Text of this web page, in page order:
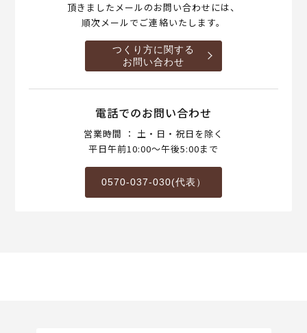
頂きましたメールのお問い合わせには、
順次メールでご連絡いたします。
つくり方に関する
お問い合わせ
電話でのお問い合わせ
営業時間 ： 土・日・祝日を除く
平日午前10:00～午後5:00まで
0570-037-030(代表）